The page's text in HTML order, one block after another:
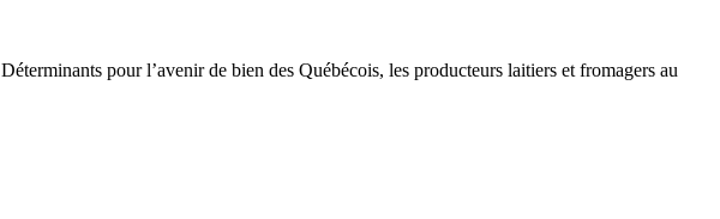
Déterminants pour l’avenir de bien des Québécois, les producteurs laitiers et fromagers au